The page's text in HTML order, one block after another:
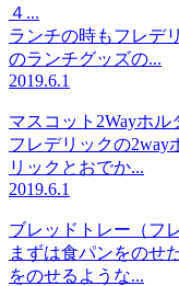
４...
ランチの時もフレデ
のランチグッズの...
2019.6.1
マスコット2Wayホル
フレデリックの2way
リックとおでか...
2019.6.1
ブレッドトレー（フ
まずは食パンをのせ
をのせるような...